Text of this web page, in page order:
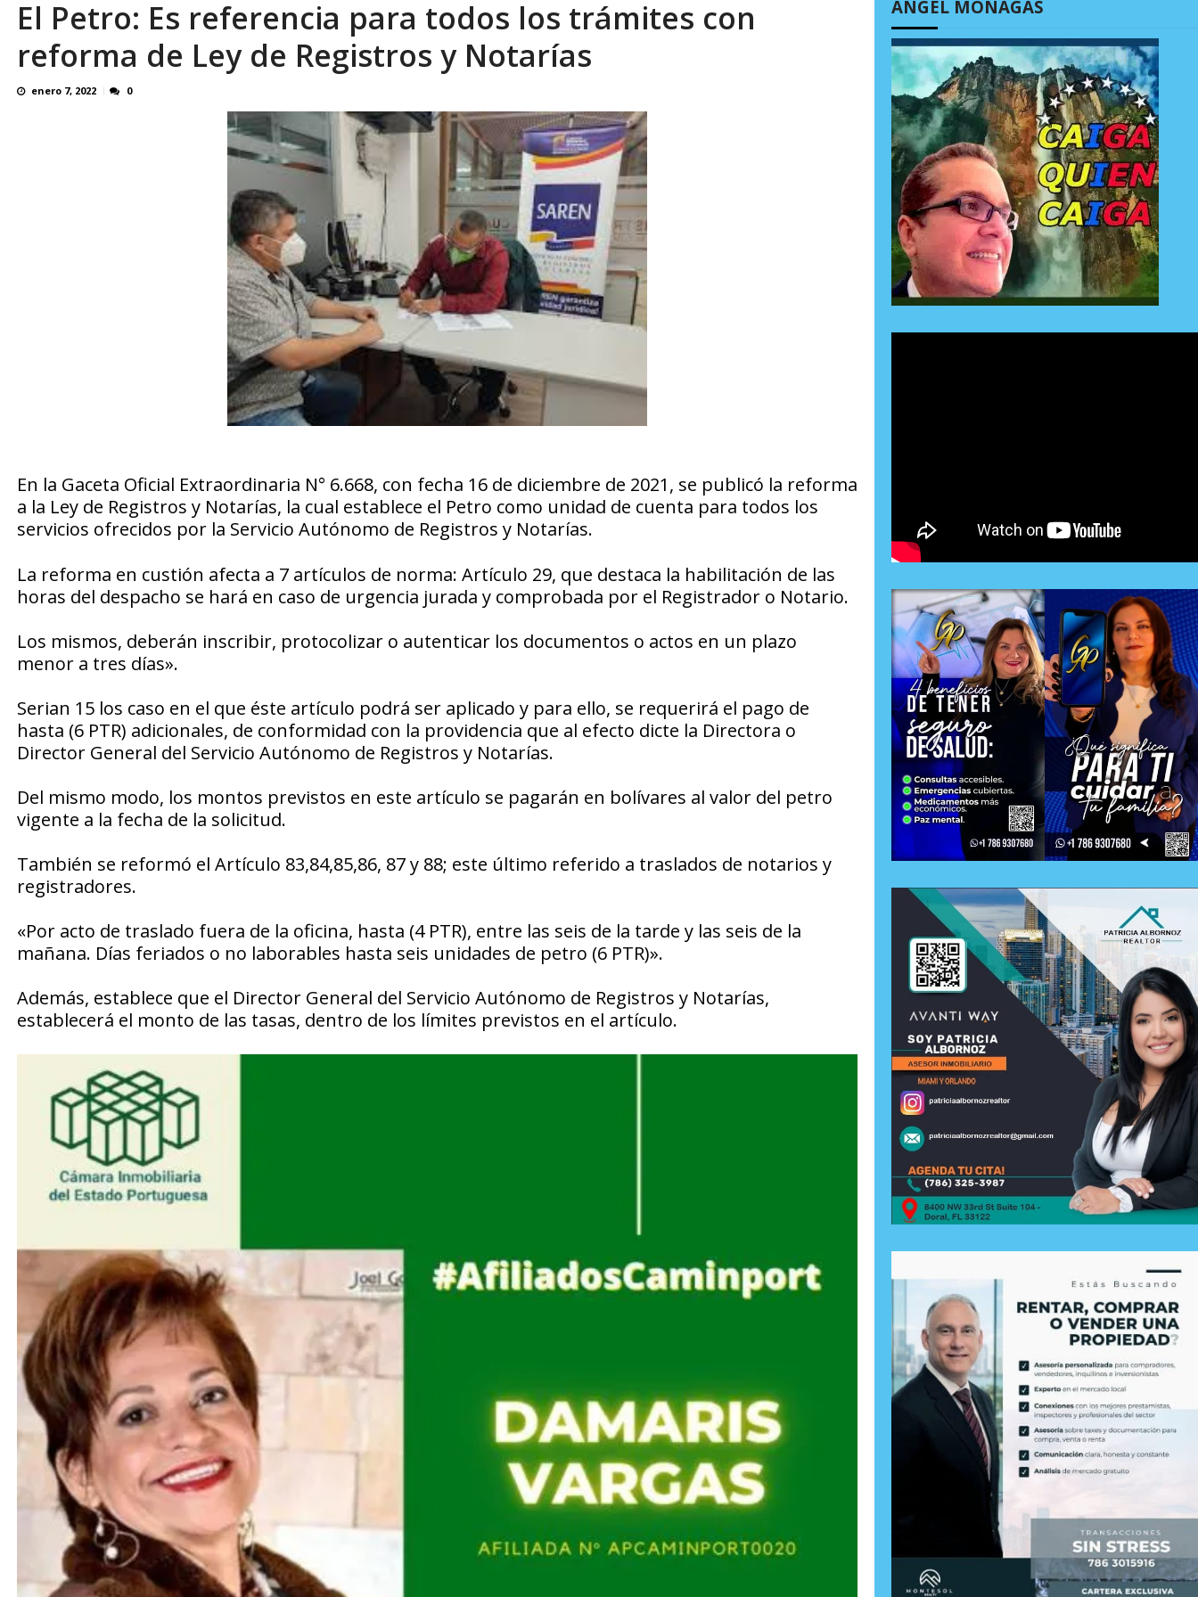
El Petro: Es referencia para todos los trámites con
reforma de Ley de Registros y Notarías
enero 7, 2022 0
En la Gaceta Oficial Extraordinaria N° 6.668, con fecha 16 de diciembre de 2021, se publicó la reforma
a la Ley de Registros y Notarías, la cual establece el Petro como unidad de cuenta para todos los
servicios ofrecidos por la Servicio Autónomo de Registros y Notarías.
La reforma en custión afecta a 7 artículos de norma: Artículo 29, que destaca la habilitación de las
horas del despacho se hará en caso de urgencia jurada y comprobada por el Registrador o Notario.
Los mismos, deberán inscribir, protocolizar o autenticar los documentos o actos en un plazo
menor a tres días».
Serian 15 los caso en el que éste artículo podrá ser aplicado y para ello, se requerirá el pago de
hasta (6 PTR) adicionales, de conformidad con la providencia que al efecto dicte la Directora o
Director General del Servicio Autónomo de Registros y Notarías.
Del mismo modo, los montos previstos en este artículo se pagarán en bolívares al valor del petro
vigente a la fecha de la solicitud.
También se reformó el Artículo 83,84,85,86, 87 y 88; este último referido a traslados de notarios y
registradores.
«Por acto de traslado fuera de la oficina, hasta (4 PTR), entre las seis de la tarde y las seis de la
mañana. Días feriados o no laborables hasta seis unidades de petro (6 PTR)».
Además, establece que el Director General del Servicio Autónomo de Registros y Notarías,
establecerá el monto de las tasas, dentro de los límites previstos en el artículo.
ÁNGEL MONAGAS